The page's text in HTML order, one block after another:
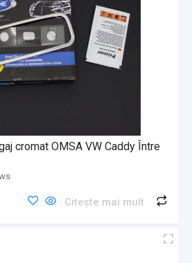
cromat OMSA VW Caddy Între
Citește mai mult